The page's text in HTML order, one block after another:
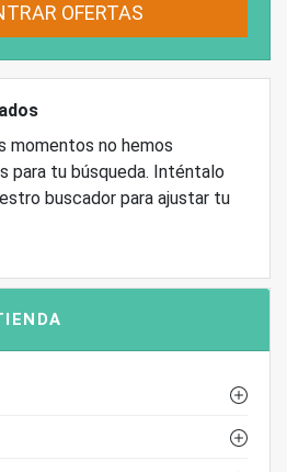
OFERTAS
momentos no hemos
para tu búsqueda. Inténtalo
buscador para ajustar tu